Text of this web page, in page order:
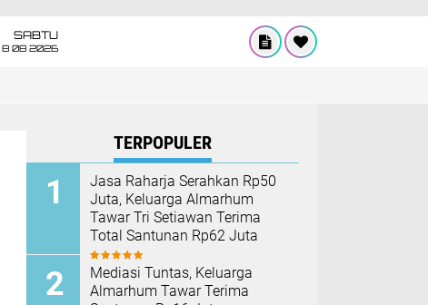
SABTU
8 08 2026
TERPOPULER
Jasa Raharja Serahkan Rp50
Juta, Keluarga Almarhum
Tawar Tri Setiawan Terima
Total Santunan Rp62 Juta
Mediasi Tuntas, Keluarga
Almarhum Tawar Terima